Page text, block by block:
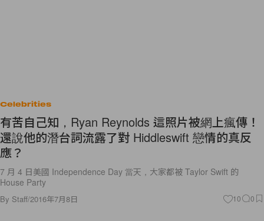
Celebrities
有苦自己知，Ryan Reynolds 這照片被網上瘋傳！
還說他的潛台詞流露了對 Hiddleswift 戀情的真反
應？
7 月 4 日美國 Independence Day 當天，大家都被 Taylor Swift 的
House Party
By Staff/2016年7月8日 10 0